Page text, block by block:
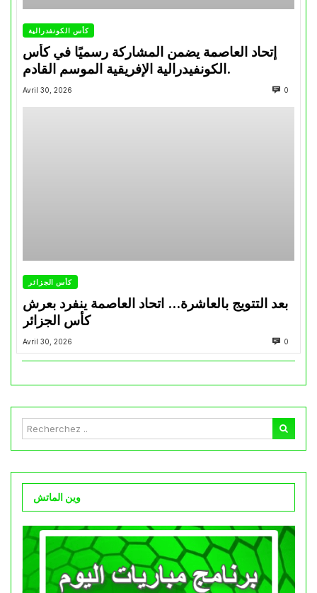
كأس الكونفدرالية
إتحاد العاصمة يضمن المشاركة رسميًا في كأس
الكونفيدرالية الإفريقية الموسم القادم.
Avril 30, 2026 0
كأس الجزائر
بعد التتويج بالعاشرة… اتحاد العاصمة ينفرد بعرش
كأس الجزائر
Avril 30, 2026 0
وين الماتش